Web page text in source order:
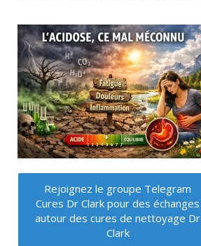
Rejoignez le groupe Telegram
Cures Dr Clark pour des échanges
autour des cures de nettoyage Dr
Clark